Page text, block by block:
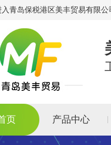
青岛保税港区美丰贸易有限公
页 产品中心